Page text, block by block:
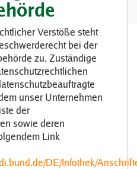
Verstöße steht
bei der
zu. Zuständige
unser Unternehmen
der
sowie deren
Link
DE/Infothek/